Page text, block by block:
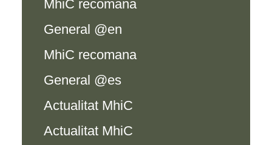
MhiC recomana
General @en
MhiC recomana
General @es
Actualitat MhiC
Actualitat MhiC